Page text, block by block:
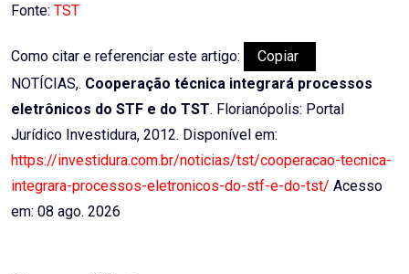
Fonte: TST
Como citar e referenciar este artigo:
Copiar
NOTÍCIAS,. Cooperação técnica integrará processos
eletrônicos do STF e do TST. Florianópolis: Portal
Jurídico Investidura, 2012. Disponível em:
https://investidura.com.br/noticias/tst/cooperacao-tecnica-
integrara-processos-eletronicos-do-stf-e-do-tst/ Acesso
em: 08 ago. 2026